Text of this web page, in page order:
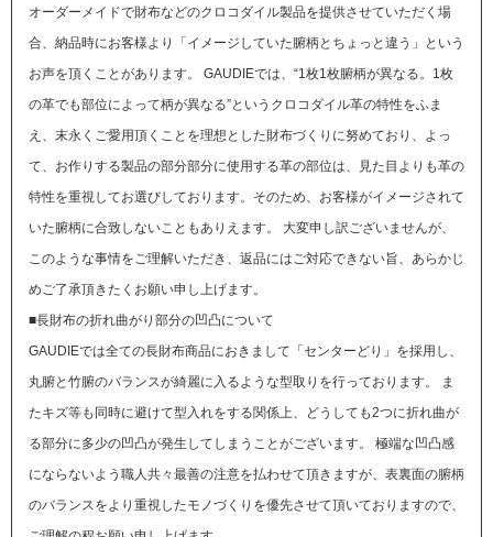
オーダーメイドで財布などのクロコダイル製品を提供させていただく場
合、納品時にお客様より「イメージしていた腑柄とちょっと違う」という
お声を頂くことがあります。
GAUDIEでは、“1枚1枚腑柄が異なる。1枚
の革でも部位によって柄が異なる”というクロコダイル革の特性をふま
え、末永くご愛用頂くことを理想とした財布づくりに努めており、よっ
て、お作りする製品の部分部分に使用する革の部位は、見た目よりも革の
特性を重視してお選びしております。そのため、お客様がイメージされて
いた腑柄に合致しないこともありえます。
大変申し訳ございませんが、
このような事情をご理解いただき、返品にはご対応できない旨、あらかじ
めご了承頂きたくお願い申し上げます。
■長財布の折れ曲がり部分の凹凸について
GAUDIEでは全ての長財布商品におきまして「センターどり」を採用し、
丸腑と竹腑のバランスが綺麗に入るような型取りを行っております。 ま
たキズ等も同時に避けて型入れをする関係上、どうしても2つに折れ曲が
る部分に多少の凹凸が発生してしまうことがございます。 極端な凹凸感
にならないよう職人共々最善の注意を払わせて頂きますが、表裏面の腑柄
のバランスをより重視したモノづくりを優先させて頂いておりますので、